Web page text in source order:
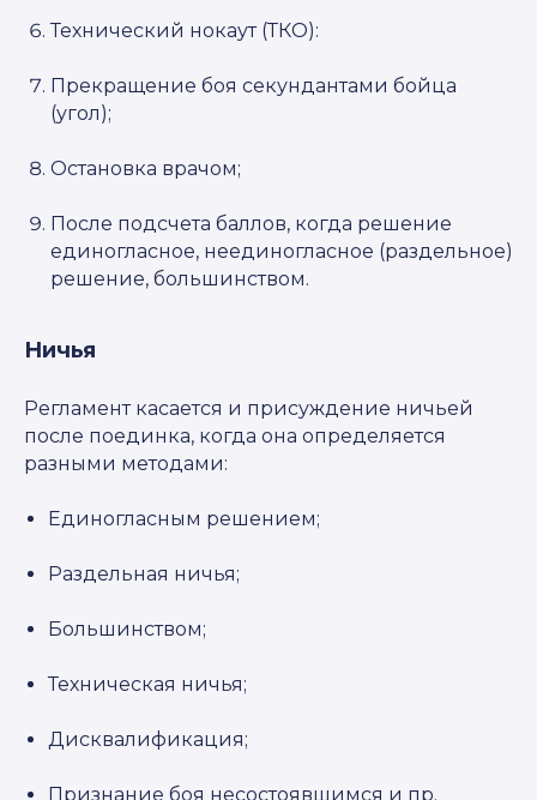
Технический нокаут (ТКО):
Прекращение боя секундантами бойца
(угол);
Остановка врачом;
После подсчета баллов, когда решение
единогласное, неединогласное (раздельное)
решение, большинством.
Ничья
Регламент касается и присуждение ничьей
после поединка, когда она определяется
разными методами:
Единогласным решением;
Раздельная ничья;
Большинством;
Техническая ничья;
Дисквалификация;
Признание боя несостоявшимся и пр.